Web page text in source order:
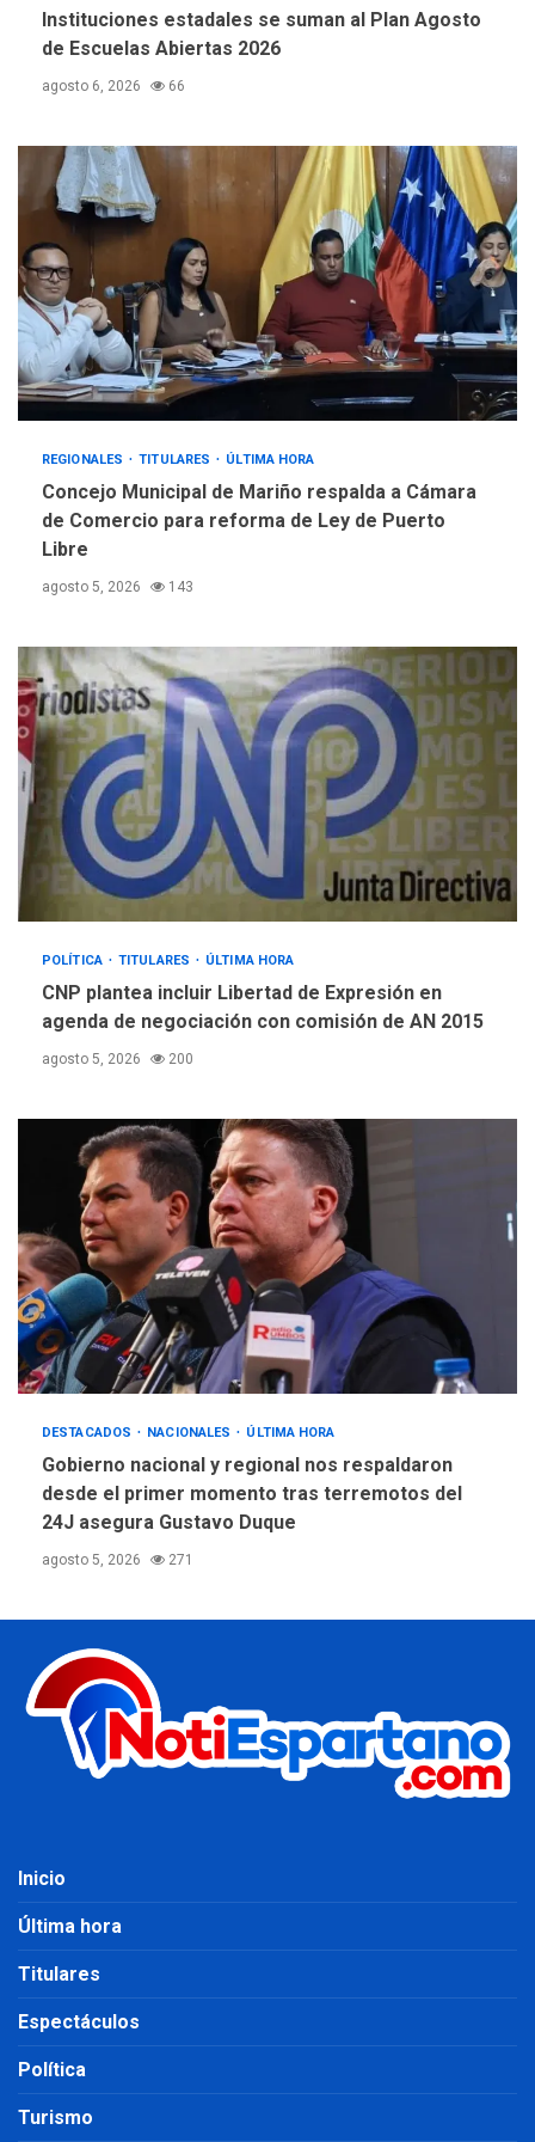
4
DESTACADOS
NACIONALES
ÚLTIMA HORA
tras terremotos del 24J
asegura Gustavo Duque
5
LATINOAMÉRICA Y CARIBE
TITULARES
ÚLTIMA HORA
Evacúan aldeas en
Guatemala por erupción de
volcán de Fuego
Instituciones estadales se suman al Plan Agosto
de Escuelas Abiertas 2026
agosto 6, 2026 66
REGIONALES TITULARES ÚLTIMA HORA
Concejo Municipal de Mariño respalda a Cámara
de Comercio para reforma de Ley de Puerto
Libre
agosto 5, 2026 143
POLÍTICA TITULARES ÚLTIMA HORA
CNP plantea incluir Libertad de Expresión en
agenda de negociación con comisión de AN 2015
agosto 5, 2026 200
DESTACADOS NACIONALES ÚLTIMA HORA
Gobierno nacional y regional nos respaldaron
desde el primer momento tras terremotos del
24J asegura Gustavo Duque
agosto 5, 2026 271
Inicio
Última hora
Titulares
Espectáculos
Política
Turismo